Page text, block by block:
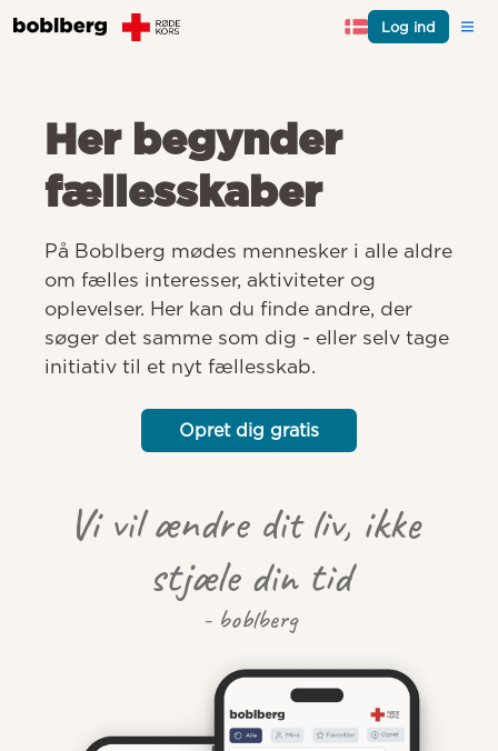
Log ind
Her begynder
fællesskaber
På Boblberg mødes mennesker i alle aldre
om fælles interesser, aktiviteter og
oplevelser. Her kan du finde andre, der
søger det samme som dig - eller selv tage
initiativ til et nyt fællesskab.
Opret dig gratis
Vi vil ændre dit liv, ikke
stjæle din tid
- boblberg